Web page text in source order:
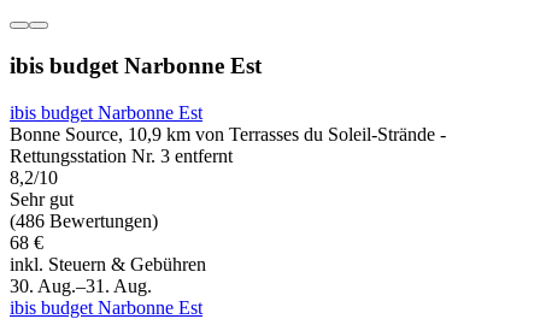
ibis budget Narbonne Est
ibis budget Narbonne Est
Bonne Source, 10,9 km von Terrasses du Soleil-Strände -
Rettungsstation Nr. 3 entfernt
8,2/10
Sehr gut
(486 Bewertungen)
68 €
inkl. Steuern & Gebühren
30. Aug.–31. Aug.
ibis budget Narbonne Est